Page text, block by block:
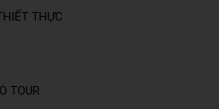
THỰC
TOUR